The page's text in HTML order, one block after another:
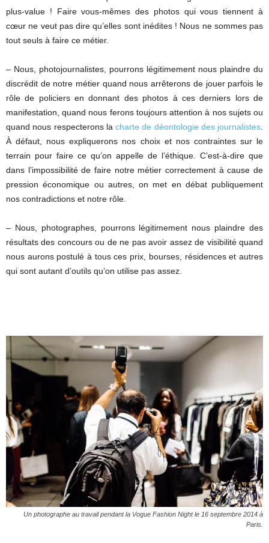
plus-value ! Faire vous-mêmes des photos qui vous tiennent à
cœur ne veut pas dire qu’elles sont inédites ! Nous ne sommes pas
tout seuls à faire ce métier.
– Nous, photojournalistes, pourrons légitimement nous plaindre du
discrédit de notre métier quand nous arrêterons de jouer parfois le
rôle de policiers en donnant des photos à ces derniers lors de
manifestation, quand nous ferons toujours attention à nos sujets ou
quand nous respecterons la charte de déontologie des journalistes
À défaut, nous expliquerons nos choix et nos contraintes sur le
terrain pour faire ce qu’on appelle de l’éthique. C’est-à-dire que
dans l’impossibilité de faire notre métier correctement à cause de
pression économique ou autres, on met en débat publiquement
nos contradictions et notre rôle.
– Nous, photographes, pourrons légitimement nous plaindre des
résultats des concours ou de ne pas avoir assez de visibilité quand
nous aurons postulé à tous ces prix, bourses, résidences et autres
qui sont autant d’outils qu’on utilise pas assez.
Un photographe au travail pendant la Vogue Fashion Night le 16 septembre 2014 à
Paris.